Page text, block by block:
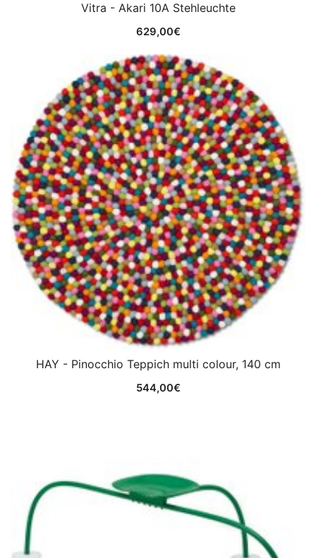
Vitra - Akari 10A Stehleuchte
629,00€
HAY - Pinocchio Teppich multi colour, 140 cm
544,00€